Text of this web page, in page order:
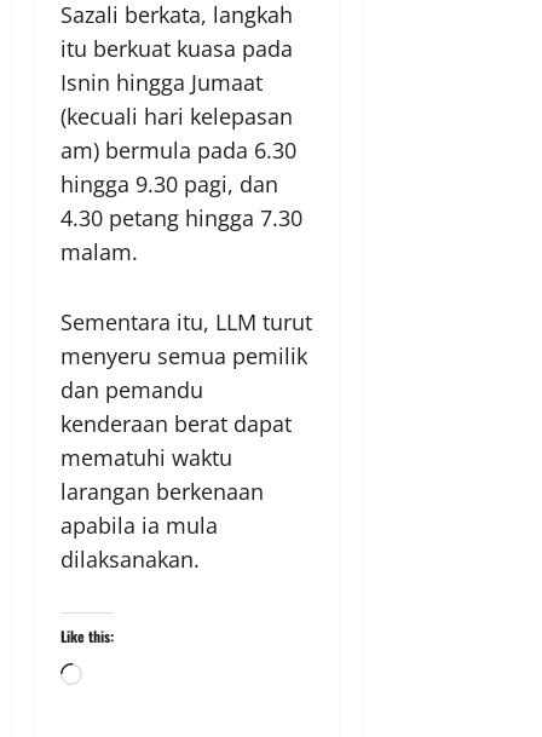
Sazali berkata, langkah
itu berkuat kuasa pada
Isnin hingga Jumaat
(kecuali hari kelepasan
am) bermula pada 6.30
hingga 9.30 pagi, dan
4.30 petang hingga 7.30
malam.
Sementara itu, LLM turut
menyeru semua pemilik
dan pemandu
kenderaan berat dapat
mematuhi waktu
larangan berkenaan
apabila ia mula
dilaksanakan.
Like this: